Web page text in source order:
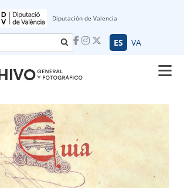
Diputación de Valencia
ES VA